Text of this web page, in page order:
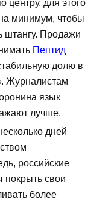
центру, для этого
минимум, чтобы
штангу. Продажи
Пептид
долю в
Журналистам
язык
лучше.
дней
российские
свои
более